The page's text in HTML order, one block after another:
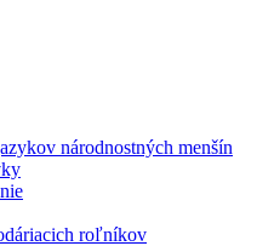
národnostných menšín
roľníkov